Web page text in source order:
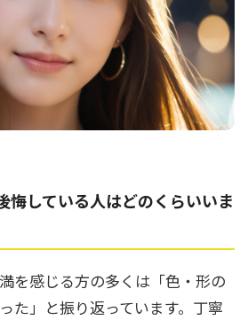
悔している人はどのくらいいま
を感じる方の多くは「色・形の
た」と振り返っています。丁寧